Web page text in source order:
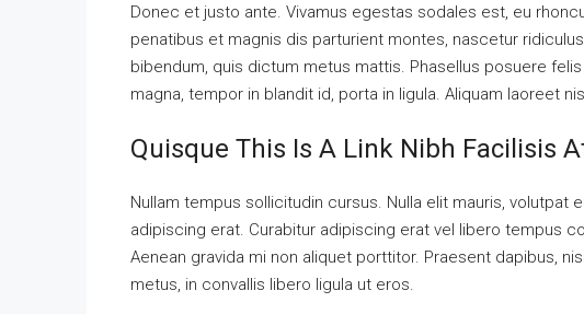
Donec et justo ante. Vivamus egestas sodales est, eu
penatibus et magnis dis parturient montes, nascetur
bibendum, quis dictum metus mattis. Phasellus posuere
magna, tempor in blandit id, porta in ligula. Aliquam laoreet
Quisque This Is A Link Nibh Facilisis
Nullam tempus sollicitudin cursus. Nulla elit mauris, volutpat
adipiscing erat. Curabitur adipiscing erat vel libero tempus
Aenean gravida mi non aliquet porttitor. Praesent dapibus,
metus, in convallis libero ligula ut eros.